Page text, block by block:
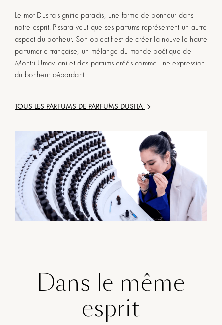
Le mot Dusita signifie paradis, une forme de bonheur dans
notre esprit. Pissara veut que ses parfums représentent un autre
aspect du bonheur. Son objectif est de créer la nouvelle haute
parfumerie française, un mélange du monde poétique de
Montri Umavijani et des parfums créés comme une expression
du bonheur débordant.
TOUS LES PARFUMS DE PARFUMS DUSITA
Dans le même
esprit